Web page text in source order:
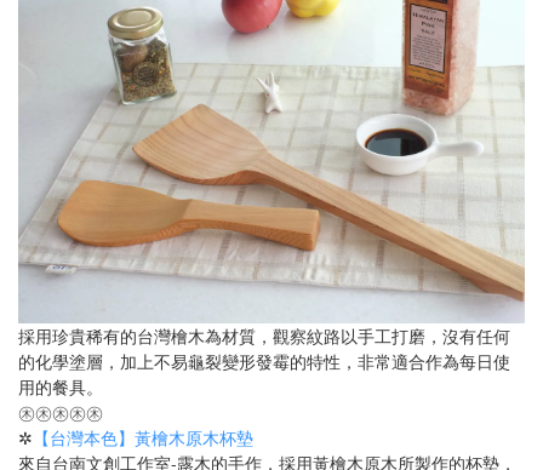
採用珍貴稀有的台灣檜木為材質，觀察紋路以手工打磨，沒有任何
的化學塗層，加上不易龜裂變形發霉的特性，非常適合作為每日使
用的餐具。
㊍㊍㊍㊍㊍
✲ 【台灣本色】黃檜木原木杯墊
來自台南文創工作室-露木的手作，採用黃檜木原木所製作的杯墊，